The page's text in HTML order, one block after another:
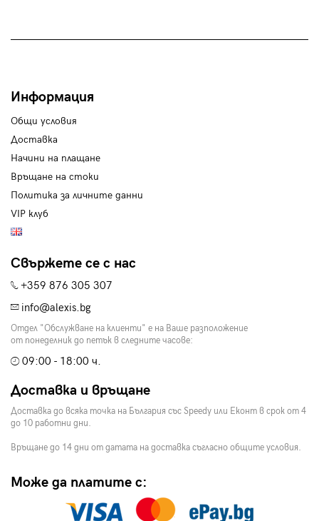
Информация
Общи условия
Доставка
Начини на плащане
Връщане на стоки
Политика за личните данни
VIP клуб
Свържете се с нас
+359 876 305 307
info@alexis.bg
Отдел "Обслужване на клиенти" е на Ваше разположение
от понеделник до петък в следните часове:
09:00 - 18:00 ч.
Доставка и връщане
Доставка до всяка точка на България със Speedy или Еконт в срок от 4
до 10 работни дни.
Връщане до 14 дни от датата на доставка съгласно общите условия.
Може да платите с: